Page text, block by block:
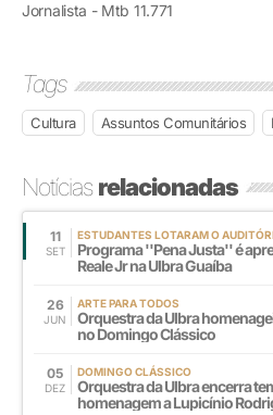
Jornalista - Mtb 11.771
Tags
Cultura Assuntos Comunitários
Notíciasrelacionadas
11
SET
ESTUDANTES LOTARAM O
Programa ''Pena Justa'' é
Reale Jr na Ulbra Guaíba
26
JUN
ARTE PARA TODOS
Orquestra da Ulbra
no Domingo Clássico
05
DEZ
DOMINGO CLÁSSICO
Orquestra da Ulbra encerra
homenagem a Lupicínio